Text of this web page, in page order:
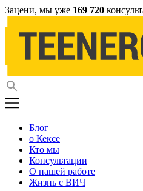
Зацени, мы уже 169 720
Блог
о Кексе
Кто мы
Консультации
О нашей работе
Жизнь с ВИЧ